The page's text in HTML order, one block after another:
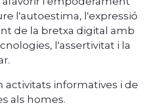
l'autoestima, l'expressió
de la bretxa digital amb
l'assertivitat i la
activitats informatives i de
als homes.